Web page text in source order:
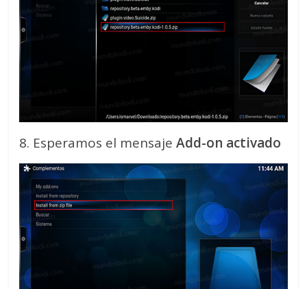
8. Esperamos el mensajeAdd-on activado